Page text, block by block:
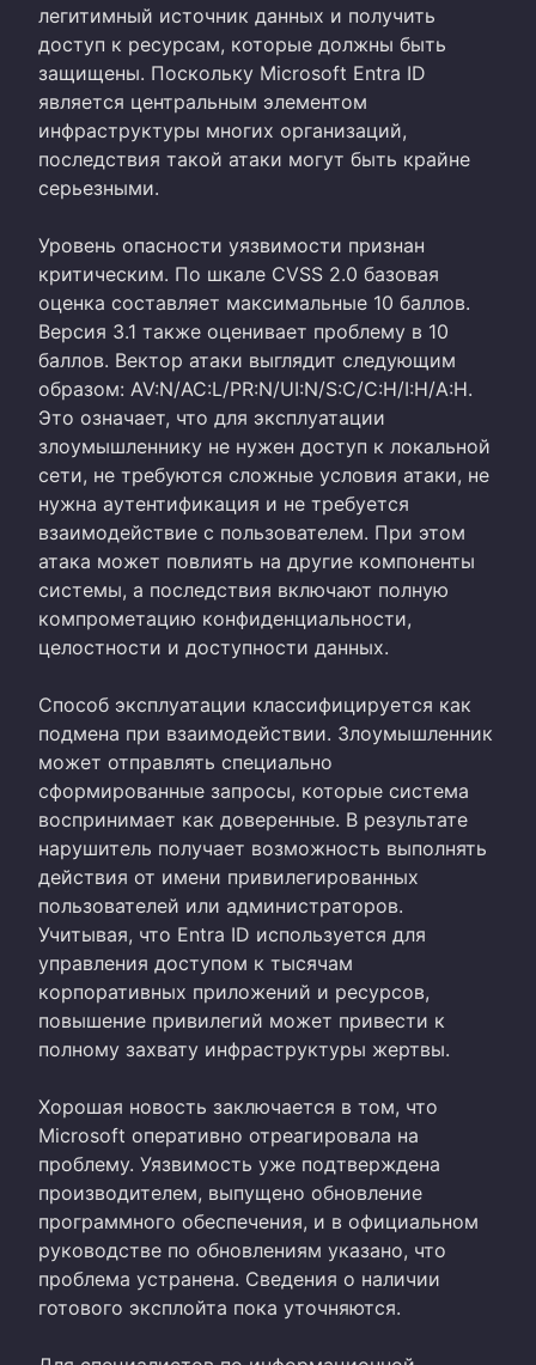
легитимный источник данных и получить
доступ к ресурсам, которые должны быть
защищены. Поскольку Microsoft Entra ID
является центральным элементом
инфраструктуры многих организаций,
последствия такой атаки могут быть крайне
серьезными.
Уровень опасности уязвимости признан
критическим. По шкале CVSS 2.0 базовая
оценка составляет максимальные 10 баллов.
Версия 3.1 также оценивает проблему в 10
баллов. Вектор атаки выглядит следующим
образом: AV:N/AC:L/PR:N/UI:N/S:C/C:H/I:H/A:H.
Это означает, что для эксплуатации
злоумышленнику не нужен доступ к локальной
сети, не требуются сложные условия атаки, не
нужна аутентификация и не требуется
взаимодействие с пользователем. При этом
атака может повлиять на другие компоненты
системы, а последствия включают полную
компрометацию конфиденциальности,
целостности и доступности данных.
Способ эксплуатации классифицируется как
подмена при взаимодействии. Злоумышленник
может отправлять специально
сформированные запросы, которые система
воспринимает как доверенные. В результате
нарушитель получает возможность выполнять
действия от имени привилегированных
пользователей или администраторов.
Учитывая, что Entra ID используется для
управления доступом к тысячам
корпоративных приложений и ресурсов,
повышение привилегий может привести к
полному захвату инфраструктуры жертвы.
Хорошая новость заключается в том, что
Microsoft оперативно отреагировала на
проблему. Уязвимость уже подтверждена
производителем, выпущено обновление
программного обеспечения, и в официальном
руководстве по обновлениям указано, что
проблема устранена. Сведения о наличии
готового эксплойта пока уточняются.